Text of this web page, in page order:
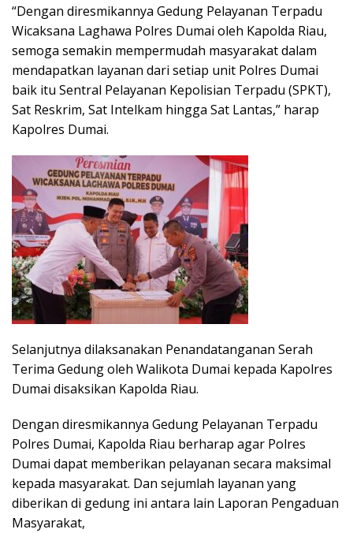
“Dengan diresmikannya Gedung Pelayanan Terpadu
Wicaksana Laghawa Polres Dumai oleh Kapolda Riau,
semoga semakin mempermudah masyarakat dalam
mendapatkan layanan dari setiap unit Polres Dumai
baik itu Sentral Pelayanan Kepolisian Terpadu (SPKT),
Sat Reskrim, Sat Intelkam hingga Sat Lantas,” harap
Kapolres Dumai.
Selanjutnya dilaksanakan Penandatanganan Serah
Terima Gedung oleh Walikota Dumai kepada Kapolres
Dumai disaksikan Kapolda Riau.
Dengan diresmikannya Gedung Pelayanan Terpadu
Polres Dumai, Kapolda Riau berharap agar Polres
Dumai dapat memberikan pelayanan secara maksimal
kepada masyarakat. Dan sejumlah layanan yang
diberikan di gedung ini antara lain Laporan Pengaduan
Masyarakat,